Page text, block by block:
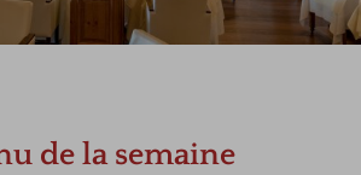
de la semaine